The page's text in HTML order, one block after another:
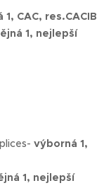
CAC, res.CACIB
1, nejlepší
výborná 1,
1, nejlepší